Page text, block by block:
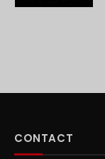
CONTACT